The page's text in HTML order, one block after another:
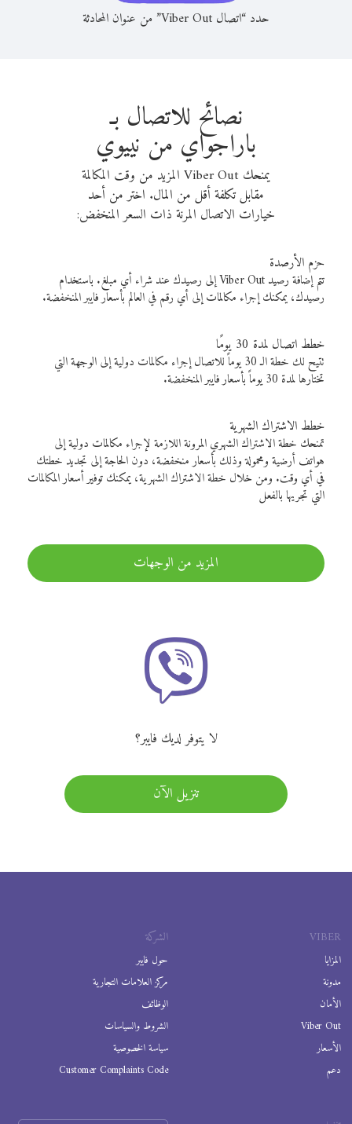
حدد “اتصال Viber Out” من عنوان المحادثة
نصائح للاتصال بـ
باراجواي من نييوي
يمنحك Viber Out المزيد من وقت المكالمة
مقابل تكلفة أقل من المال. اختر من أحد
خيارات الاتصال المرنة ذات السعر المنخفض:
حزم الأرصدة
تتم إضافة رصيد Viber Out إلى رصيدك عند شراء أي مبلغ. باستخدام
رصيدك، يمكنك إجراء مكالمات إلى أي رقم في العالم بأسعار فايبر المنخفضة.
خطط اتصال لمدة 30 يومًا
تتيح لك خطة الـ 30 يوماً للاتصال إجراء مكالمات دولية إلى الوجهة التي
تختارها لمدة 30 يوماً بأسعار فايبر المنخفضة.
خطط الاشتراك الشهرية
تمنحك خطة الاشتراك الشهري المرونة اللازمة لإجراء مكالمات دولية إلى
هواتف أرضية ومحمولة وذلك بأسعار منخفضة، دون الحاجة إلى تجديد خطتك
في أي وقت. ومن خلال خطة الاشتراك الشهرية، يمكنك توفير أسعار المكالمات
التي تجريها بالفعل
المزيد من الوجهات
لا يتوفر لديك فايبر؟
تنزيل الآن
VIBER
المزايا
مدونة
الأمان
Viber Out
الأسعار
دعم
الشركة
حول فايبر
مركز العلامات التجارية
الوظائف
الشروط والسياسات
سياسة الخصوصية
Customer Complaints Code